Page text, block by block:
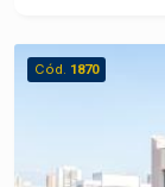
Cód. 1870